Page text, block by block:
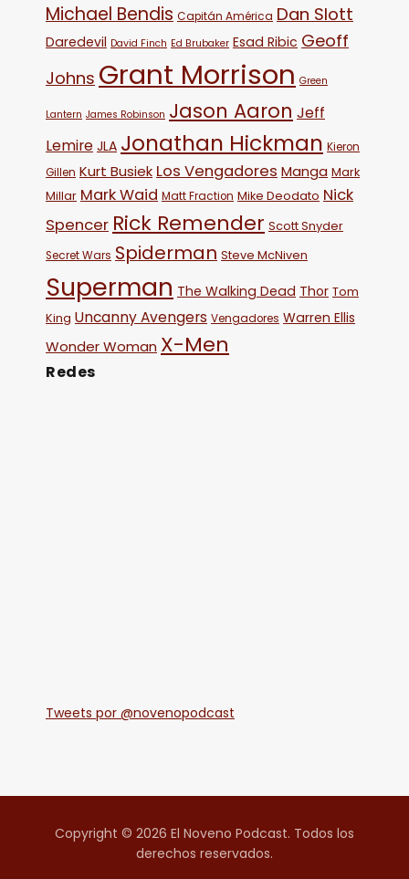
Michael Bendis Capitán América Dan Slott
Daredevil David Finch Ed Brubaker Esad Ribic Geoff
Johns Grant Morrison Green
Lantern James Robinson Jason Aaron Jeff
Lemire JLA Jonathan Hickman Kieron
Gillen Kurt Busiek Los Vengadores Manga Mark
Millar Mark Waid Matt Fraction Mike Deodato Nick
Spencer Rick Remender Scott Snyder
Secret Wars Spiderman Steve McNiven
Superman The Walking Dead Thor Tom
King Uncanny Avengers Vengadores Warren Ellis
Wonder Woman X-Men
Redes
Tweets por @novenopodcast
Copyright © 2026 El Noveno Podcast. Todos los
derechos reservados.